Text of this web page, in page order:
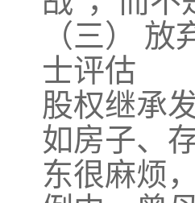
（三）
士评估
股权继承
如房子、
东很麻烦